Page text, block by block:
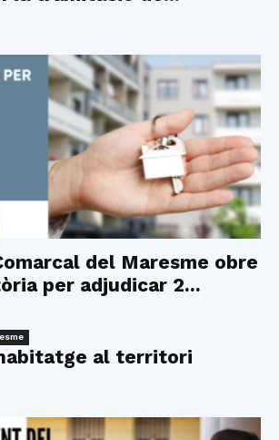
del Maresme obre
per adjudicar 2...
al territori